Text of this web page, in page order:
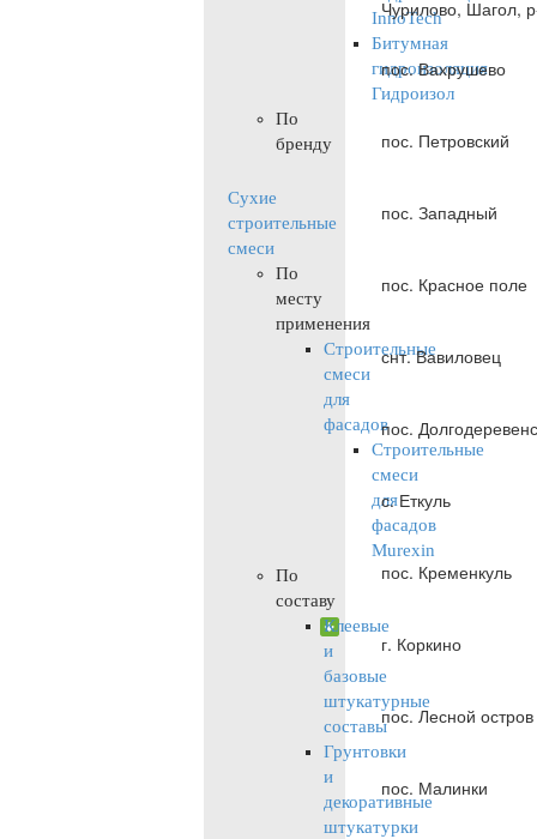
InnoTech
Битумная
гидроизоляция
Гидроизол
По
бренду
Cухие
строительные
смеси
По
месту
применения
Строительные
смеси
для
фасадов
Строительные
смеси
для
фасадов
Murexin
По
составу
Клеевые
и
базовые
штукатурные
составы
Грунтовки
и
декоративные
штукатурки
Чурилово, Шагол,
пос. Вахрушево
пос. Петровский
пос. Западный
пос. Красное поле
снт. Вавиловец
пос.
с. Еткуль
пос. Кременкуль
г. Коркино
пос. Лесной остров
пос. Малинки